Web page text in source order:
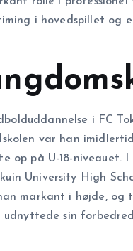
i hovedspillet og
i FC
var han
op på U-18-
University High
markant i højde,
sin